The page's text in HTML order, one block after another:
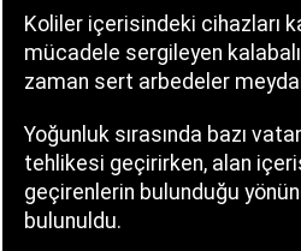
Koliler içerisindeki cihazları
mücadele sergileyen
zaman sert arbedeler
Yoğunluk sırasında bazı
tehlikesi geçirirken, alan
geçirenlerin bulunduğu
bulunuldu.